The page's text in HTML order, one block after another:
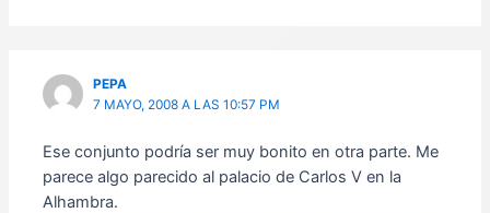
PEPA
7 MAYO, 2008 A LAS 10:57 PM
Ese conjunto podría ser muy bonito en otra parte. Me
parece algo parecido al palacio de Carlos V en la
Alhambra.